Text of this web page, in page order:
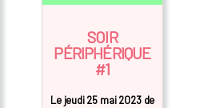
SOIR
PÉRIPHÉRIQUE
#1
Le jeudi 25 mai 2023 de